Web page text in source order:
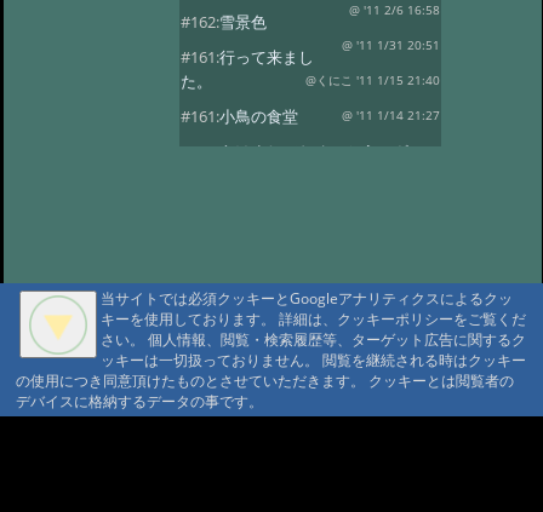
@ '11 2/6 16:58
#162:雪景色
@ '11 1/31 20:51
#161:行って来まし
た。
@くにこ '11 1/15 21:40
#161:小鳥の食堂 @ '11 1/14 21:27
#160:あけましておめでとうござい
#157:今日は疲れました。
@ '10 11/29 22:37
#156:寒い朝です。
@ '10 11/19 22:16
#155:そろそろ冬支度
@ '10 11/4 10:30
#154:白い峰
#153:ふじばかまとア
当サイトでは必須クッキーとGoogleアナリティクスによるクッ
キーを使用しております。 詳細は、クッキーポリシーをご覧くだ
さい。 個人情報、閲覧・検索履歴等、ターゲット広告に関するク
ッキーは一切扱っておりません。 閲覧を継続される時はクッキー
の使用につき同意頂けたものとさせていただきます。 クッキーとは閲覧者の
デバイスに格納するデータの事です。